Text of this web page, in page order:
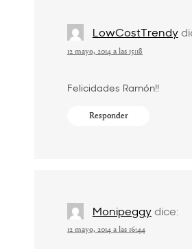
LowCostTrendy
12 mayo, 2014 a las 15:18
Felicidades Ramón!!
Responder
Monipeggy dice:
12 mayo, 2014 a las 16:44